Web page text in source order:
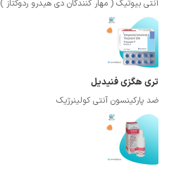
آنتی بیوتیک ( مهار کنندگان دی هیدرو ردوکتاز )
تری هگزی فنیدیل
ضد پارکینسون آنتی کولینرژیک